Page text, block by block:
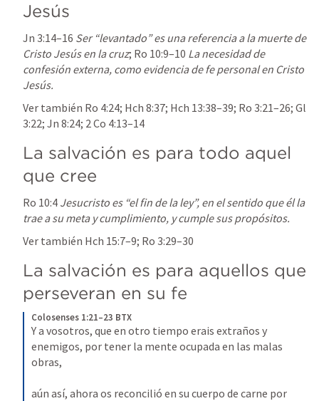
Jesús
Jn 3:14–16 Ser “levantado” es una referencia a la muerte de
Cristo Jesús en la cruz; Ro 10:9–10 La necesidad de
confesión externa, como evidencia de fe personal en Cristo
Jesús.
Ver también Ro 4:24; Hch 8:37; Hch 13:38–39; Ro 3:21–26; Gl
3:22; Jn 8:24; 2 Co 4:13–14
La salvación es para todo aquel
que cree
Ro 10:4 Jesucristo es “el fin de la ley”, en el sentido que él la
trae a su meta y cumplimiento, y cumple sus propósitos.
Ver también Hch 15:7–9; Ro 3:29–30
La salvación es para aquellos que
perseveran en su fe
Colosenses 1:21–23 BTX
Y a vosotros, que en otro tiempo erais extraños y
enemigos, por tener la mente ocupada en las malas
obras,
aún así, ahora os reconcilió en su cuerpo de carne por